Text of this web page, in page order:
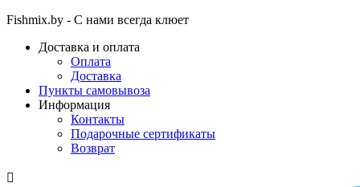
Fishmix.by - С нами всегда клюет
Доставка и оплата
Оплата
Доставка
Пункты самовывоза
Информация
Контакты
Подарочные сертификаты
Возврат
